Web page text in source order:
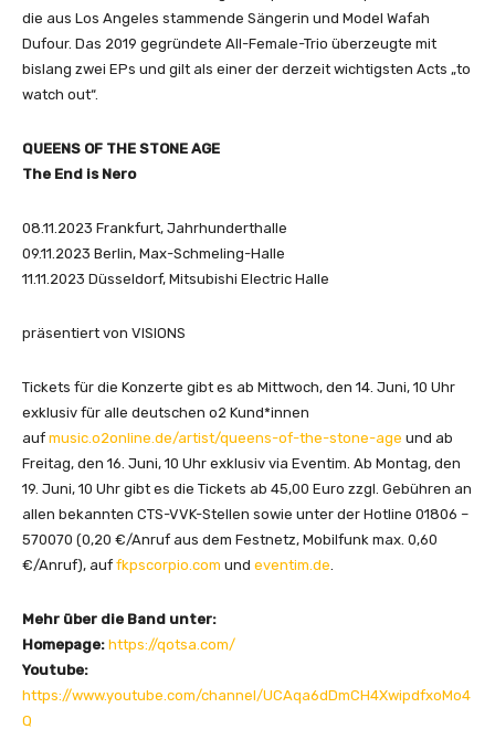
die aus Los Angeles stammende Sängerin und Model Wafah
Dufour. Das 2019 gegründete All-Female-Trio überzeugte mit
bislang zwei EPs und gilt als einer der derzeit wichtigsten Acts „to
watch out“.
QUEENS OF THE STONE AGE
The End is Nero
08.11.2023 Frankfurt, Jahrhunderthalle
09.11.2023 Berlin, Max-Schmeling-Halle
11.11.2023 Düsseldorf, Mitsubishi Electric Halle
präsentiert von VISIONS
Tickets für die Konzerte gibt es ab Mittwoch, den 14. Juni, 10 Uhr
exklusiv für alle deutschen o2 Kund*innen
auf music.o2online.de/artist/queens-of-the-stone-age und ab
Freitag, den 16. Juni, 10 Uhr exklusiv via Eventim. Ab Montag, den
19. Juni, 10 Uhr gibt es die Tickets ab 45,00 Euro zzgl. Gebühren an
allen bekannten CTS-VVK-Stellen sowie unter der Hotline 01806 –
570070 (0,20 €/Anruf aus dem Festnetz, Mobilfunk max. 0,60
€/Anruf), auf fkpscorpio.com und eventim.de.
Mehr über die Band unter:
Homepage: https://qotsa.com/
Youtube:
https://www.youtube.com/channel/UCAqa6dDmCH4XwipdfxoMo4
Q